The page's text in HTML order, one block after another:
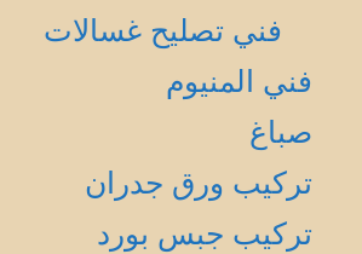
فني تصليح غسالات
فني المنيوم
صباغ
تركيب ورق جدران
تركيب جبس بورد